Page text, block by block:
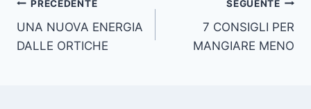
Navigazione
articoli
PRECEDENTE
UNA NUOVA ENERGIA
DALLE ORTICHE
SEGUENTE
7 CONSIGLI PER
MANGIARE MENO